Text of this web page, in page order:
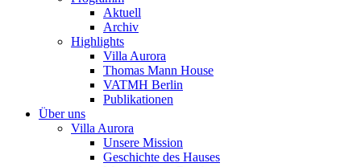
Aktuell
Archiv
Highlights
Villa Aurora
Thomas Mann House
VATMH Berlin
Publikationen
Über uns
Villa Aurora
Unsere Mission
Geschichte des Hauses